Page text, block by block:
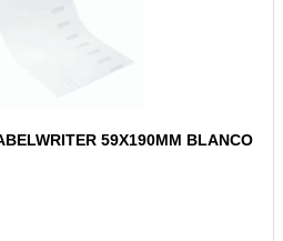
59X190MM BLANCO